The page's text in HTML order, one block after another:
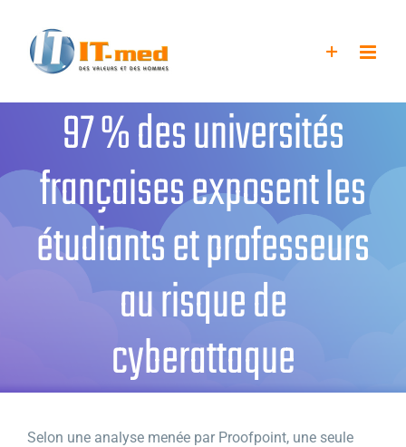
contenu
97 % des universités
françaises exposent les
étudiants et professeurs
au risque de
cyberattaque
Selon une analyse menée par Proofpoint, une seule